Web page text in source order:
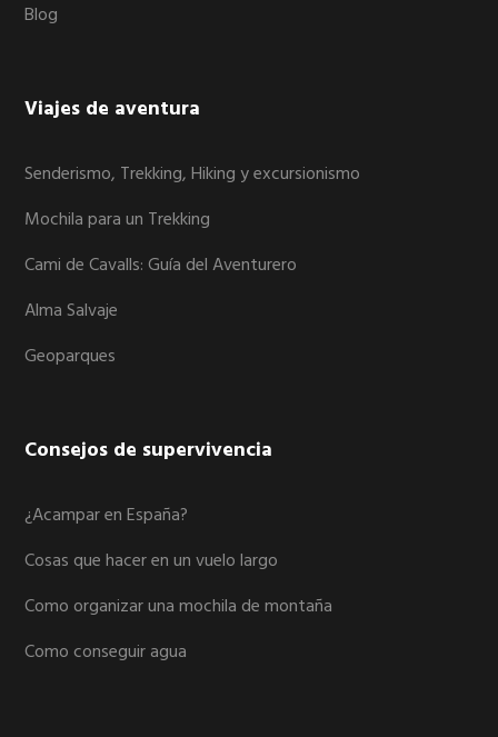
Blog
Viajes de aventura
Senderismo, Trekking, Hiking y excursionismo
Mochila para un Trekking
Cami de Cavalls: Guía del Aventurero
Alma Salvaje
Geoparques
Consejos de supervivencia
¿Acampar en España?
Cosas que hacer en un vuelo largo
Como organizar una mochila de montaña
Como conseguir agua